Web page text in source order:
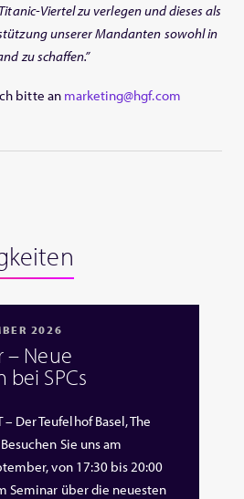
Viertel zu verlegen und dieses als
unserer Mandanten sowohl in
zu schaffen.”
bitte an marketing@hgf.com
2026
– Neue
SPCs
– Der Teufelhof Basel, The
Sie uns am
von 17:30 bis 20:00
Seminar über die neuesten